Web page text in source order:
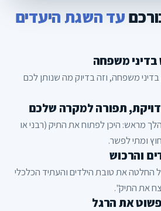
עד השגת היעדים
בדיני משפחה
משפחה, וזה בדיוק מה שנותן לכם
תפורה למקרה שלכם
מראש: היכן לפתוח את התיק (רבני או
ומתי לפשר.
והרכוש
החלטה את טובת הילדים והעתיד הכלכלי
את התיק".
את הרגל